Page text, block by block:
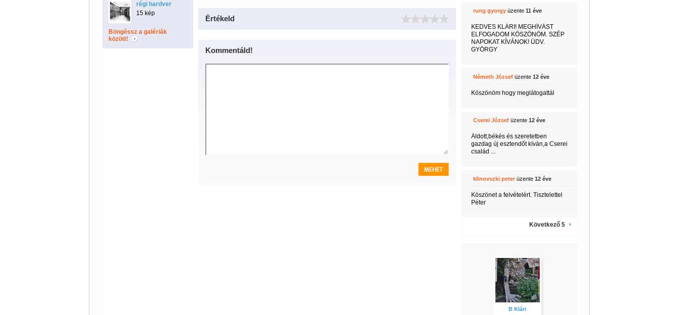
régi hardver
15 kép
Böngéssz a galériák
között!
Értékeld
Kommentáld!
rung gyorgyüzente 11 éve
KEDVES KLÁRI! MEGHÍVÁST
ELFOGADOM KÖSZÖNÖM. SZÉP
NAPOKAT KÍVÁNOK! ÜDV.
GYÖRGY
Németh Józsefüzente 12 éve
Köszönöm hogy meglátogattál
Cserei Józsefüzente 12 éve
Áldott,békés és szeretetben
gazdag új esztendőt kíván,a Cserei
család ...
klinovszki peterüzente 12 éve
Köszönet a felvételért. Tisztelettel
Péter
Következő 5
B Klári